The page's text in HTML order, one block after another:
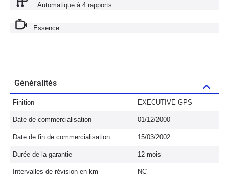
Automatique à 4 rapports
Essence
Généralités
Finition EXECUTIVE GPS
Date de commercialisation 01/12/2000
Date de fin de commercialisation 15/03/2002
Durée de la garantie 12 mois
Intervalles de révision en km NC